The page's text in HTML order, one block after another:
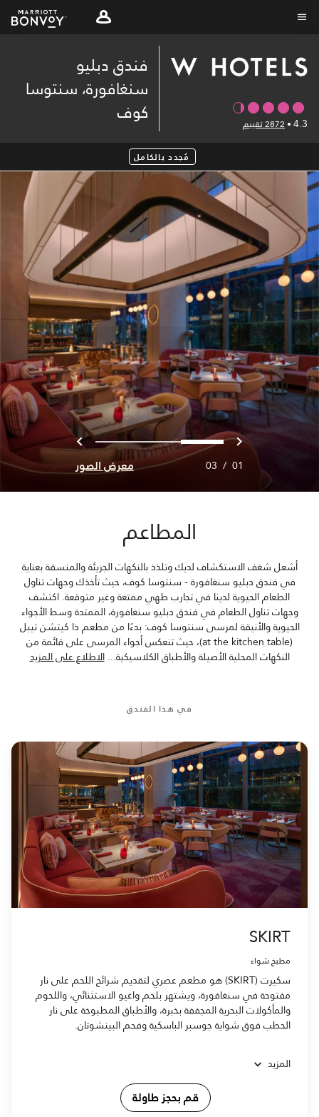
Skip
content
4.3
•2872 تقييم
فندق دبليو
سنغافورة، سنتوسا
كوف
مُجدد بالكامل
السابق
0
1
2 التالي
01
/
03 معرض الصور
المطاعم
أشعل شغف الاستكشاف لديك وتلذذ بالنكهات الجريئة والمنسقة بعناية
في فندق دبليو سنغافورة - سنتوسا كوف، حيث تأخذك وجهات تناول
الطعام الحيوية لدينا في تجارب طهي ممتعة وغير متوقعة. اكتشف
وجهات تناول الطعام في فندق دبليو سنغافورة، الممتدة وسط الأجواء
الحيوية والأنيقة لمرسى سنتوسا كوف: بدءًا من مطعم ذا كيتشن تيبل
(at the kitchen table)، حيث تنعكس أجواء المرسى على قائمة من
النكهات المحلية الأصيلة والأطباق الكلاسيكية... الاطلاع على المزيد
في هذا الفندق
SKIRT
مطبخ شواء
سكيرت (SKIRT) هو مطعم عصري لتقديم شرائح اللحم على نار
مفتوحة في سنغافورة، ويشتهر بلحم واغيو الاستثنائي، واللحوم
والمأكولات البحرية المجففة بخبرة، والأطباق المطبوخة على نار
الحطب فوق شواية جوسبر الباسكية وفحم البينشوتان.
المزيد
قم بحجز طاولة